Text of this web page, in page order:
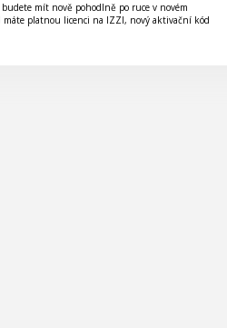
mít nově pohodlně po ruce v novém
platnou licenci na IZZI, nový aktivační kód